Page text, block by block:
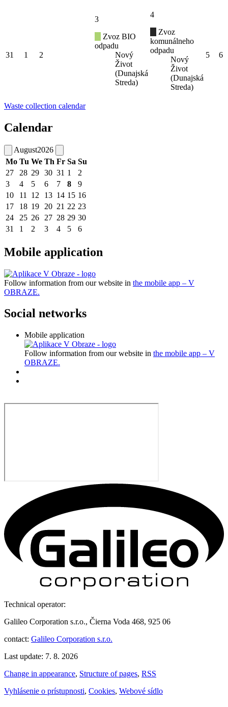
31 1 2
3
Zvoz BIO
odpadu
Nový
Život
(Dunajská
Streda)
4
Zvoz
komunálneho
odpadu
Nový
Život
(Dunajská
Streda)
5 6
Waste collection calendar
Calendar
August2026
Mo Tu We Th Fr Sa Su
27
28 29 30 31 1
2
3
4 5 6 7 8
9
10
11 12 13 14 15 16
17
18 19 20 21 22 23
24
25 26 27 28 29 30
31
1 2 3 4 5 6
Mobile application
Follow information from our website in the mobile app – V
OBRAZE.
Social networks
Mobile application
Follow information from our website in the mobile app – V
OBRAZE.
Technical operator:
Galileo Corporation s.r.o., Čierna Voda 468, 925 06
contact: Galileo Corporation s.r.o.
Last update: 7. 8. 2026
Change in appearance, Structure of pages, RSS
Vyhlásenie o prístupnosti, Cookies, Webové sídlo